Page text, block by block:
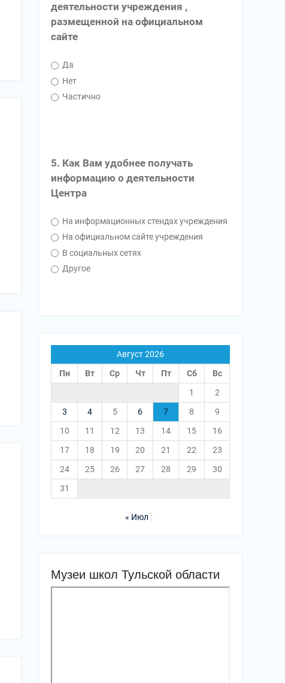
деятельности учреждения ,
размещенной на официальном
сайте
Да
Нет
Частично
5. Как Вам удобнее получать
информацию о деятельности
Центра
На информационных стендах учреждения
На официальном сайте учреждения
В социальных сетях
Другое
Август 2026
Пн
Вт Ср Чт Пт Сб
Вс
1
2
3
4 5 6 7 8
9
10
11 12 13 14 15
16
17
18 19 20 21 22
23
24
25 26 27 28 29
30
31
« Июл
Музеи школ Тульской области